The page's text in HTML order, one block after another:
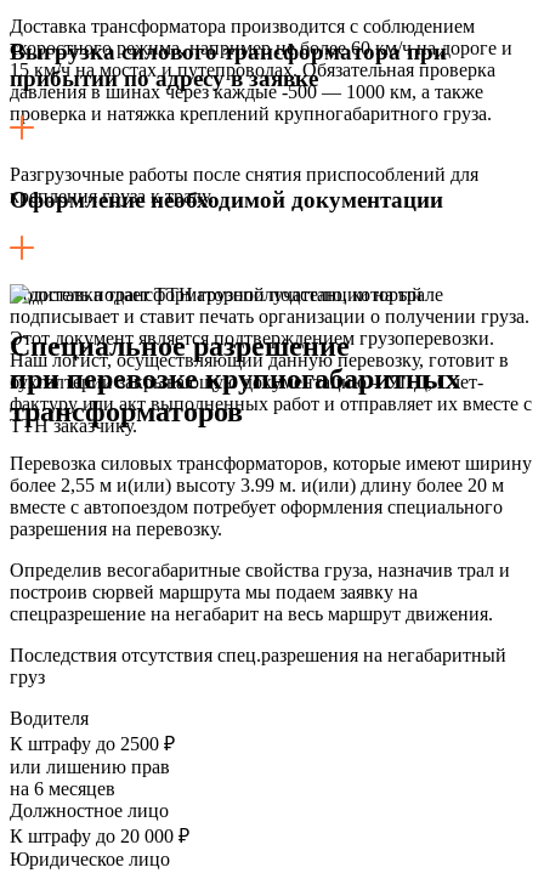
Доставка трансформатора производится с соблюдением
скоростного режима, например не более 60 км/ч на дороге и
15 км/ч на мостах и путепроводах. Обязательная проверка
давления в шинах через каждые -500 — 1000 км, а также
проверка и натяжка креплений крупногабаритного груза.
Выгрузка силового трансформатора при
прибытии по адресу в заявке
Разгрузочные работы после снятия приспособлений для
крепления груза к тралу.
Оформление необходимой документации
Водитель подает ТТН грузополучателю, который
подписывает и ставит печать организации о получении груза.
Этот документ является подтверждением грузоперевозки.
Наш логист, осуществляющий данную перевозку, готовит в
бухгалтерии закрывающую документацию – УПД, Счет-
фактуру или акт выполненных работ и отправляет их вместе с
ТТН заказчику.
Специальное разрешение
при перевозке крупногабаритных
трансформаторов
Перевозка силовых трансформаторов, которые имеют ширину
более 2,55 м и(или) высоту 3.99 м. и(или) длину более 20 м
вместе с автопоездом потребует оформления специального
разрешения на перевозку.
Определив весогабаритные свойства груза, назначив трал и
построив сюрвей маршрута мы подаем заявку на
спецразрешение на негабарит на весь маршрут движения.
Последствия отсутствия спец.разрешения на негабаритный
груз
Водителя
К штрафу до 2500 ₽
или лишению прав
на 6 месяцев
Должностное лицо
К штрафу до 20 000 ₽
Юридическое лицо